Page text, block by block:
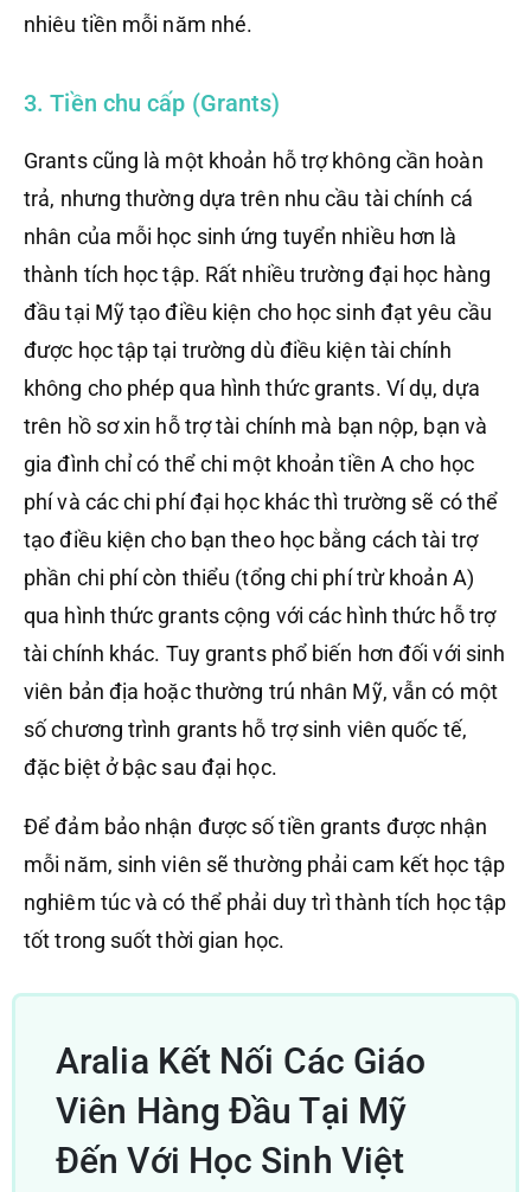
nhiêu tiền mỗi năm nhé.
3. Tiền chu cấp (Grants)
Grants cũng là một khoản hỗ trợ không cần hoàn
trả, nhưng thường dựa trên nhu cầu tài chính cá
nhân của mỗi học sinh ứng tuyển nhiều hơn là
thành tích học tập. Rất nhiều trường đại học hàng
đầu tại Mỹ tạo điều kiện cho học sinh đạt yêu cầu
được học tập tại trường dù điều kiện tài chính
không cho phép qua hình thức grants. Ví dụ, dựa
trên hồ sơ xin hỗ trợ tài chính mà bạn nộp, bạn và
gia đình chỉ có thể chi một khoản tiền A cho học
phí và các chi phí đại học khác thì trường sẽ có thể
tạo điều kiện cho bạn theo học bằng cách tài trợ
phần chi phí còn thiểu (tổng chi phí trừ khoản A)
qua hình thức grants cộng với các hình thức hỗ trợ
tài chính khác. Tuy grants phổ biến hơn đối với sinh
viên bản địa hoặc thường trú nhân Mỹ, vẫn có một
số chương trình grants hỗ trợ sinh viên quốc tế,
đặc biệt ở bậc sau đại học.
Để đảm bảo nhận được số tiền grants được nhận
mỗi năm, sinh viên sẽ thường phải cam kết học tập
nghiêm túc và có thể phải duy trì thành tích học tập
tốt trong suốt thời gian học.
Aralia Kết Nối Các Giáo
Viên Hàng Đầu Tại Mỹ
Đến Với Học Sinh Việt